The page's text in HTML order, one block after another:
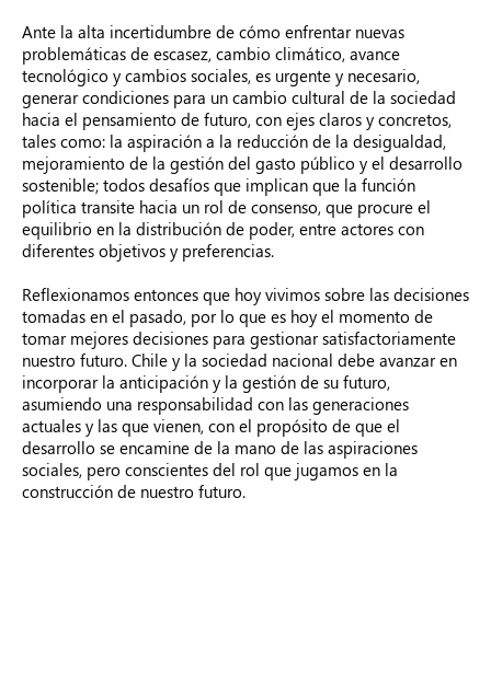
Ante la alta incertidumbre de cómo enfrentar nuevas
problemáticas de escasez, cambio climático, avance
tecnológico y cambios sociales, es urgente y necesario,
generar condiciones para un cambio cultural de la sociedad
hacia el pensamiento de futuro, con ejes claros y concretos,
tales como: la aspiración a la reducción de la desigualdad,
mejoramiento de la gestión del gasto público y el desarrollo
sostenible; todos desafíos que implican que la función
política transite hacia un rol de consenso, que procure el
equilibrio en la distribución de poder, entre actores con
diferentes objetivos y preferencias.
Reflexionamos entonces que hoy vivimos sobre las decisiones
tomadas en el pasado, por lo que es hoy el momento de
tomar mejores decisiones para gestionar satisfactoriamente
nuestro futuro. Chile y la sociedad nacional debe avanzar en
incorporar la anticipación y la gestión de su futuro,
asumiendo una responsabilidad con las generaciones
actuales y las que vienen, con el propósito de que el
desarrollo se encamine de la mano de las aspiraciones
sociales, pero conscientes del rol que jugamos en la
construcción de nuestro futuro.